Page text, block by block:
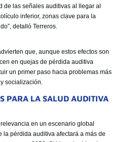
de las señales auditivas al llegar al
inferior, zonas clave para la
detalló Terreros.
que, aunque estos efectos son
en quejas de pérdida auditiva
un primer paso hacia problemas más
socialización.
PARA LA SALUD AUDITIVA
en un escenario global
la pérdida auditiva afectará a más de